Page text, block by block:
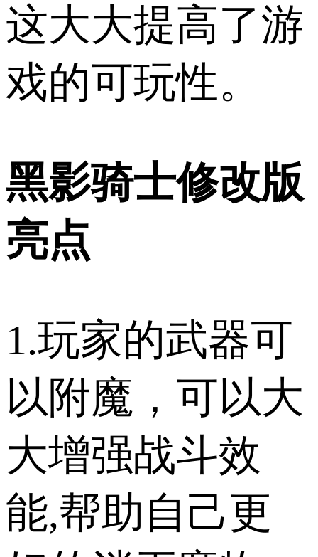
这大大提高了游
戏的可玩性。
黑影骑士修改版
亮点
1.玩家的武器可
以附魔，可以大
大增强战斗效
能,帮助自己更